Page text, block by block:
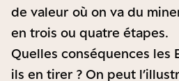
de valeur où on va du
en trois ou quatre étapes.
Quelles conséquences les
ils en tirer ? On peut